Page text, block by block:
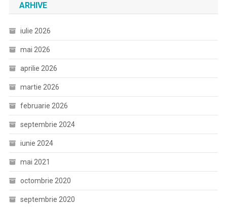
ARHIVE
iulie 2026
mai 2026
aprilie 2026
martie 2026
februarie 2026
septembrie 2024
iunie 2024
mai 2021
octombrie 2020
septembrie 2020